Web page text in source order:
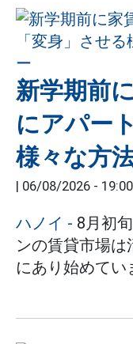
新学期前
にアパー
様々な方
| 06/08/2026 - 19:00
ハノイ - 8月初
ンの賃貸市場は
にあり始めてい